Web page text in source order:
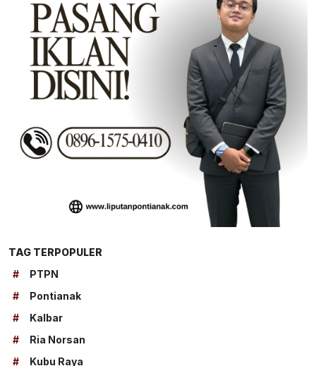
TAG TERPOPULER
#
PTPN
#
Pontianak
#
Kalbar
#
Ria Norsan
#
Kubu Raya